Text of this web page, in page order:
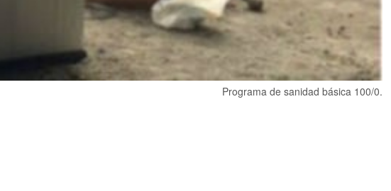
Programa de sanidad básica 100/0.